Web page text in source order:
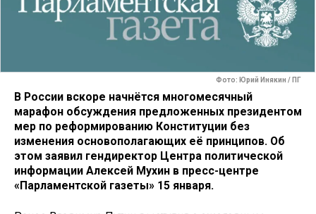
Фото: Юрий Инякин / ПГ
В России вскоре начнётся многомесячный
марафон обсуждения предложенных президентом
мер по реформированию Конституции без
изменения основополагающих её принципов. Об
этом заявил гендиректор Центра политической
информации Алексей Мухин в пресс-центре
«Парламентской газеты» 15 января.